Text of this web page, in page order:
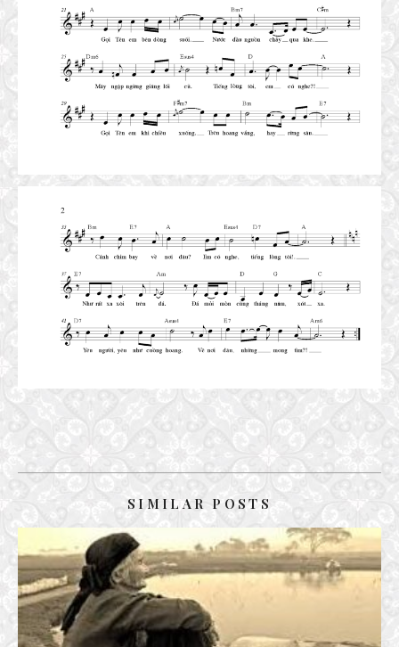
SIMILAR POSTS
TIẾNG MẸ NGÀY XƯA
21 May, 2018